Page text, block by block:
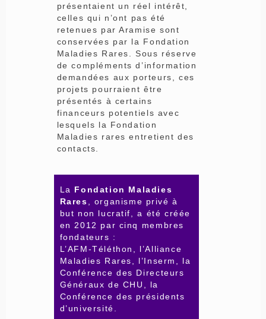
présentaient un réel intérêt,
celles qui n’ont pas été
retenues par Aramise sont
conservées par la Fondation
Maladies Rares. Sous réserve
de compléments d’information
demandées aux porteurs, ces
projets pourraient être
présentés à certains
financeurs potentiels avec
lesquels la Fondation
Maladies rares entretient des
contacts.
La Fondation Maladies
Rares , organisme privé à
but non lucratif, a été créée
en 2012 par cinq membres
fondateurs :
L’AFM-Téléthon, l’Alliance
Maladies Rares, l’Inserm, la
Conférence des Directeurs
Généraux de CHU, la
Conférence des présidents
d’université.